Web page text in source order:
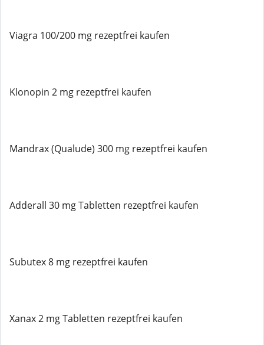
Viagra 100/200 mg rezeptfrei kaufen
Klonopin 2 mg rezeptfrei kaufen
Mandrax (Qualude) 300 mg rezeptfrei kaufen
Adderall 30 mg Tabletten rezeptfrei kaufen
Subutex 8 mg rezeptfrei kaufen
Xanax 2 mg Tabletten rezeptfrei kaufen